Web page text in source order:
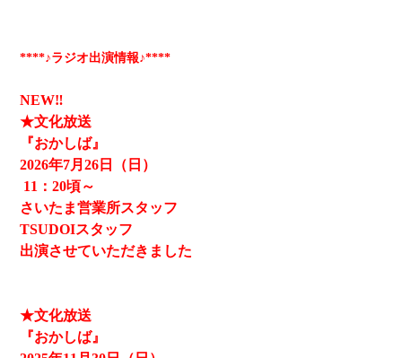
****♪ラジオ出演情報♪****
NEW‼
★文化放送
『おかしば』
2026年7月26日（日）
11 ：20頃～
さいたま営業所スタッフ
TSUDOIスタッフ
出演させていただきました
★文化放送
『おかしば』